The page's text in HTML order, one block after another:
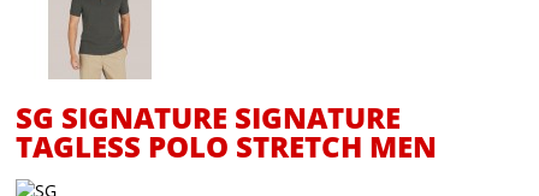
SG SIGNATURE SIGNATURE
TAGLESS POLO STRETCH MEN